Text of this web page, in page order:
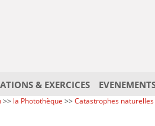
& EXERCICES
>> la Photothèque >>Catastrophes naturelles